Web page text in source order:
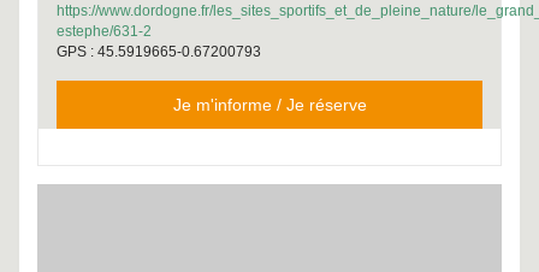
https://www.dordogne.fr/les_sites_sportifs_et_de_pleine_nature/
estephe/631-2
GPS : 45.5919665-0.67200793
Je m'informe / Je réserve